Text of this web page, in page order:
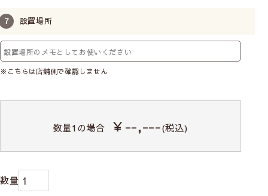
設置場所
※こちらは店舗側で確認しません
数量1の場合 ￥--,---(税込)